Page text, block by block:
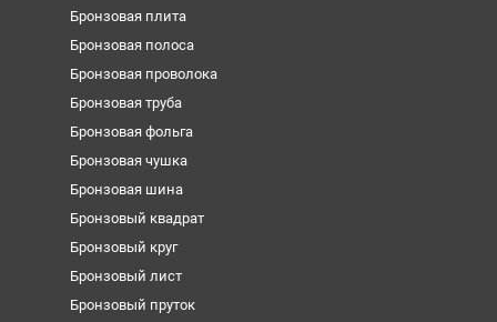
Бронзовая плита
Бронзовая полоса
Бронзовая проволока
Бронзовая труба
Бронзовая фольга
Бронзовая чушка
Бронзовая шина
Бронзовый квадрат
Бронзовый круг
Бронзовый лист
Бронзовый пруток